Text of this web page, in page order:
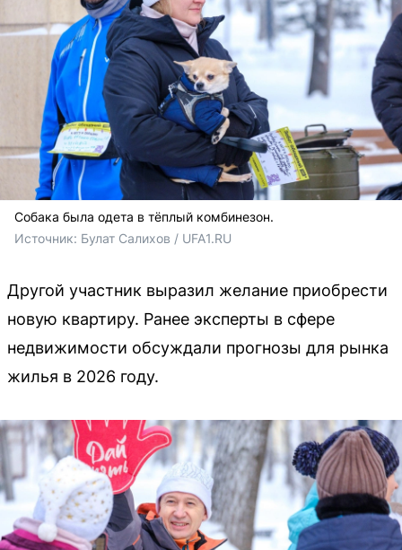
Собака была одета в тёплый комбинезон.
Источник: Булат Салихов / UFA1.RU
Другой участник выразил желание приобрести
новую квартиру. Ранее эксперты в сфере
недвижимости обсуждали прогнозы для рынка
жилья в 2026 году.